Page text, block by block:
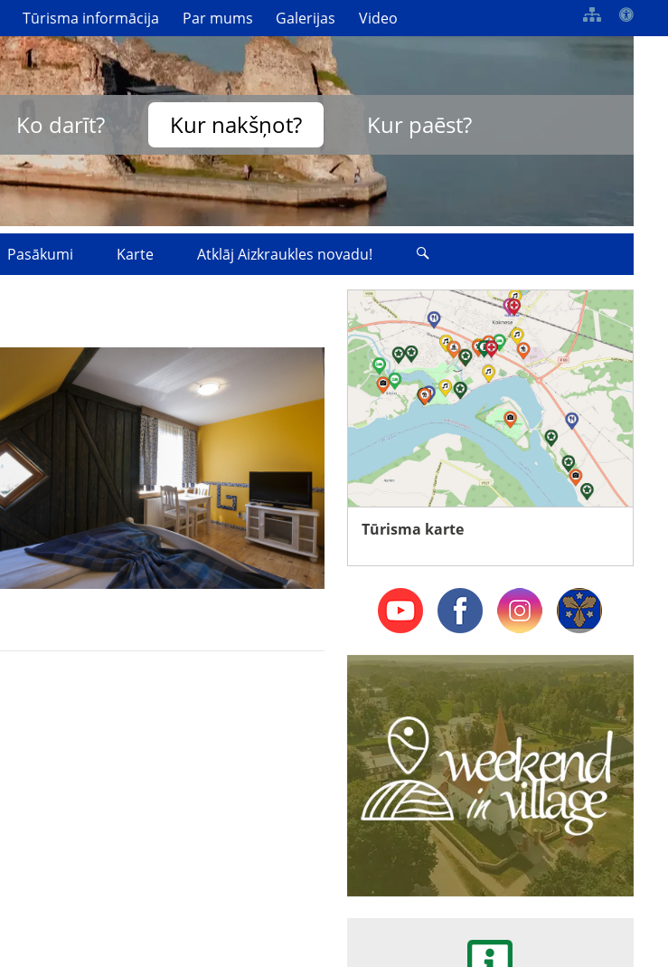
Tūrisma informācija Par mums Galerijas Video
Ko darīt? Kur nakšņot? Kur paēst?
Pasākumi Karte Atklāj Aizkraukles novadu!
Tūrisma karte